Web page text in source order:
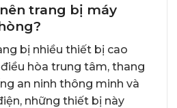
trang bị máy
bị nhiều thiết bị cao
hòa trung tâm, thang
an ninh thông minh và
những thiết bị này